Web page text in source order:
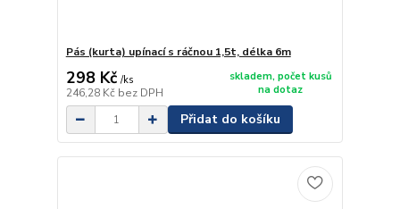
Pás (kurta) upínací s ráčnou 1,5t, délka 6m
298 Kč /ks
246,28 Kč bez DPH
skladem, počet kusů
na dotaz
Přidat do košíku